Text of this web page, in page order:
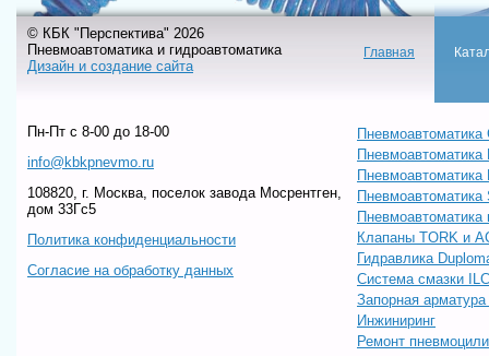
© КБК "Перспектива" 2026
Пневмоавтоматика и гидроавтоматика
Дизайн и создание сайта
Главная
Пн-Пт c 8-00 до 18-00
info@kbkpnevmo.ru
108820, г. Москва, поселок завода Мосрентген,
дом 33Гс5
Политика конфиденциальности
Согласие на обработку данных
Пневмоавтоматика
Пневмоавтоматика
Пневмоавтоматика
Пневмоавтоматика
Клапаны TORK и
Гидравлика
Система смазки ILC
Запорная
Инжиниринг
Ремонт